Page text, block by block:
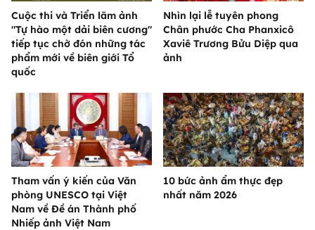
Cuộc thi và Triển lãm ảnh
"Tự hào một dải biên cương"
tiếp tục chờ đón những tác
phẩm mới về biên giới Tổ
quốc
Nhìn lại lễ tuyên phong
Chân phước Cha Phanxicô
Xaviê Trương Bửu Diệp qua
ảnh
Tham vấn ý kiến của Văn
phòng UNESCO tại Việt
Nam về Đề án Thành phố
Nhiếp ảnh Việt Nam
10 bức ảnh ẩm thực đẹp
nhất năm 2026